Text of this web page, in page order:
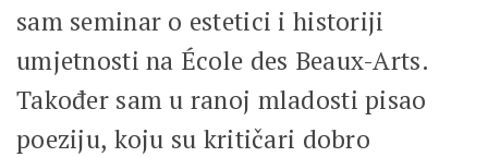
sam seminar o estetici i historiji
umjetnosti na École des Beaux-Arts.
Također sam u ranoj mladosti pisao
poeziju, koju su kritičari dobro